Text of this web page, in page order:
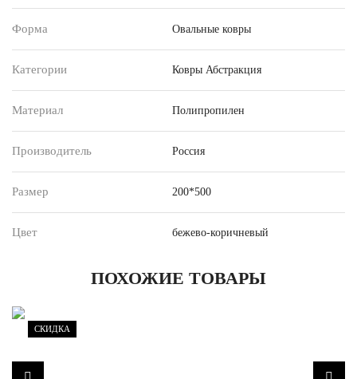
Форма Овальные ковры
Категории Ковры Абстракция
Материал Полипропилен
Производитель Россия
Размер 200*500
Цвет бежево-коричневый
ПОХОЖИЕ ТОВАРЫ
СКИДКА